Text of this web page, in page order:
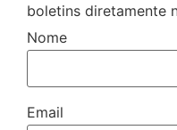
boletins diretamente
Nome
Email